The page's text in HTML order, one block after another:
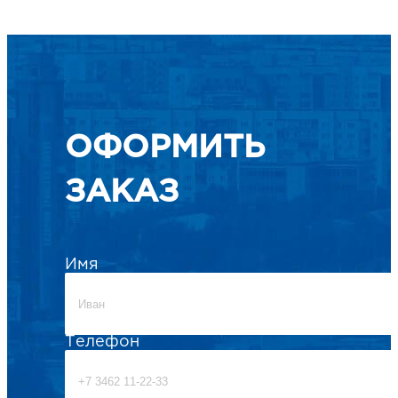
ОФОРМИТЬ
ЗАКАЗ
Имя
Телефон